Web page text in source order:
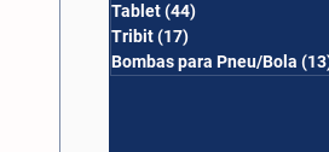
Tablet(44)
Tribit(17)
Bombas para Pneu/Bola